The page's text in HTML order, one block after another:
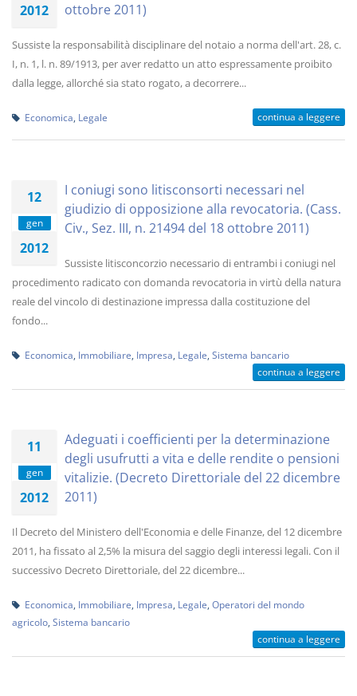
2012
ottobre 2011)
Sussiste la responsabilità disciplinare del notaio a norma dell'art. 28, c.
I, n. 1, l. n. 89/1913, per aver redatto un atto espressamente proibito
dalla legge, allorché sia stato rogato, a decorrere...
Economica Legale continua a leggere
12
gen
2012
I coniugi sono litisconsorti necessari nel
giudizio di opposizione alla revocatoria. (Cass.
Civ., Sez. III, n. 21494 del 18 ottobre 2011)
Sussiste litisconcorzio necessario di entrambi i coniugi nel
procedimento radicato con domanda revocatoria in virtù della natura
reale del vincolo di destinazione impressa dalla costituzione del
fondo...
Economica Immobiliare Impresa Legale Sistema bancario
continua a leggere
11
gen
2012
Adeguati i coefficienti per la determinazione
degli usufrutti a vita e delle rendite o pensioni
vitalizie. (Decreto Direttoriale del 22 dicembre
2011)
Il Decreto del Ministero dell'Economia e delle Finanze, del 12 dicembre
2011, ha fissato al 2,5% la misura del saggio degli interessi legali. Con il
successivo Decreto Direttoriale, del 22 dicembre...
Economica Immobiliare Impresa Legale Operatori del mondo
agricolo Sistema bancario
continua a leggere